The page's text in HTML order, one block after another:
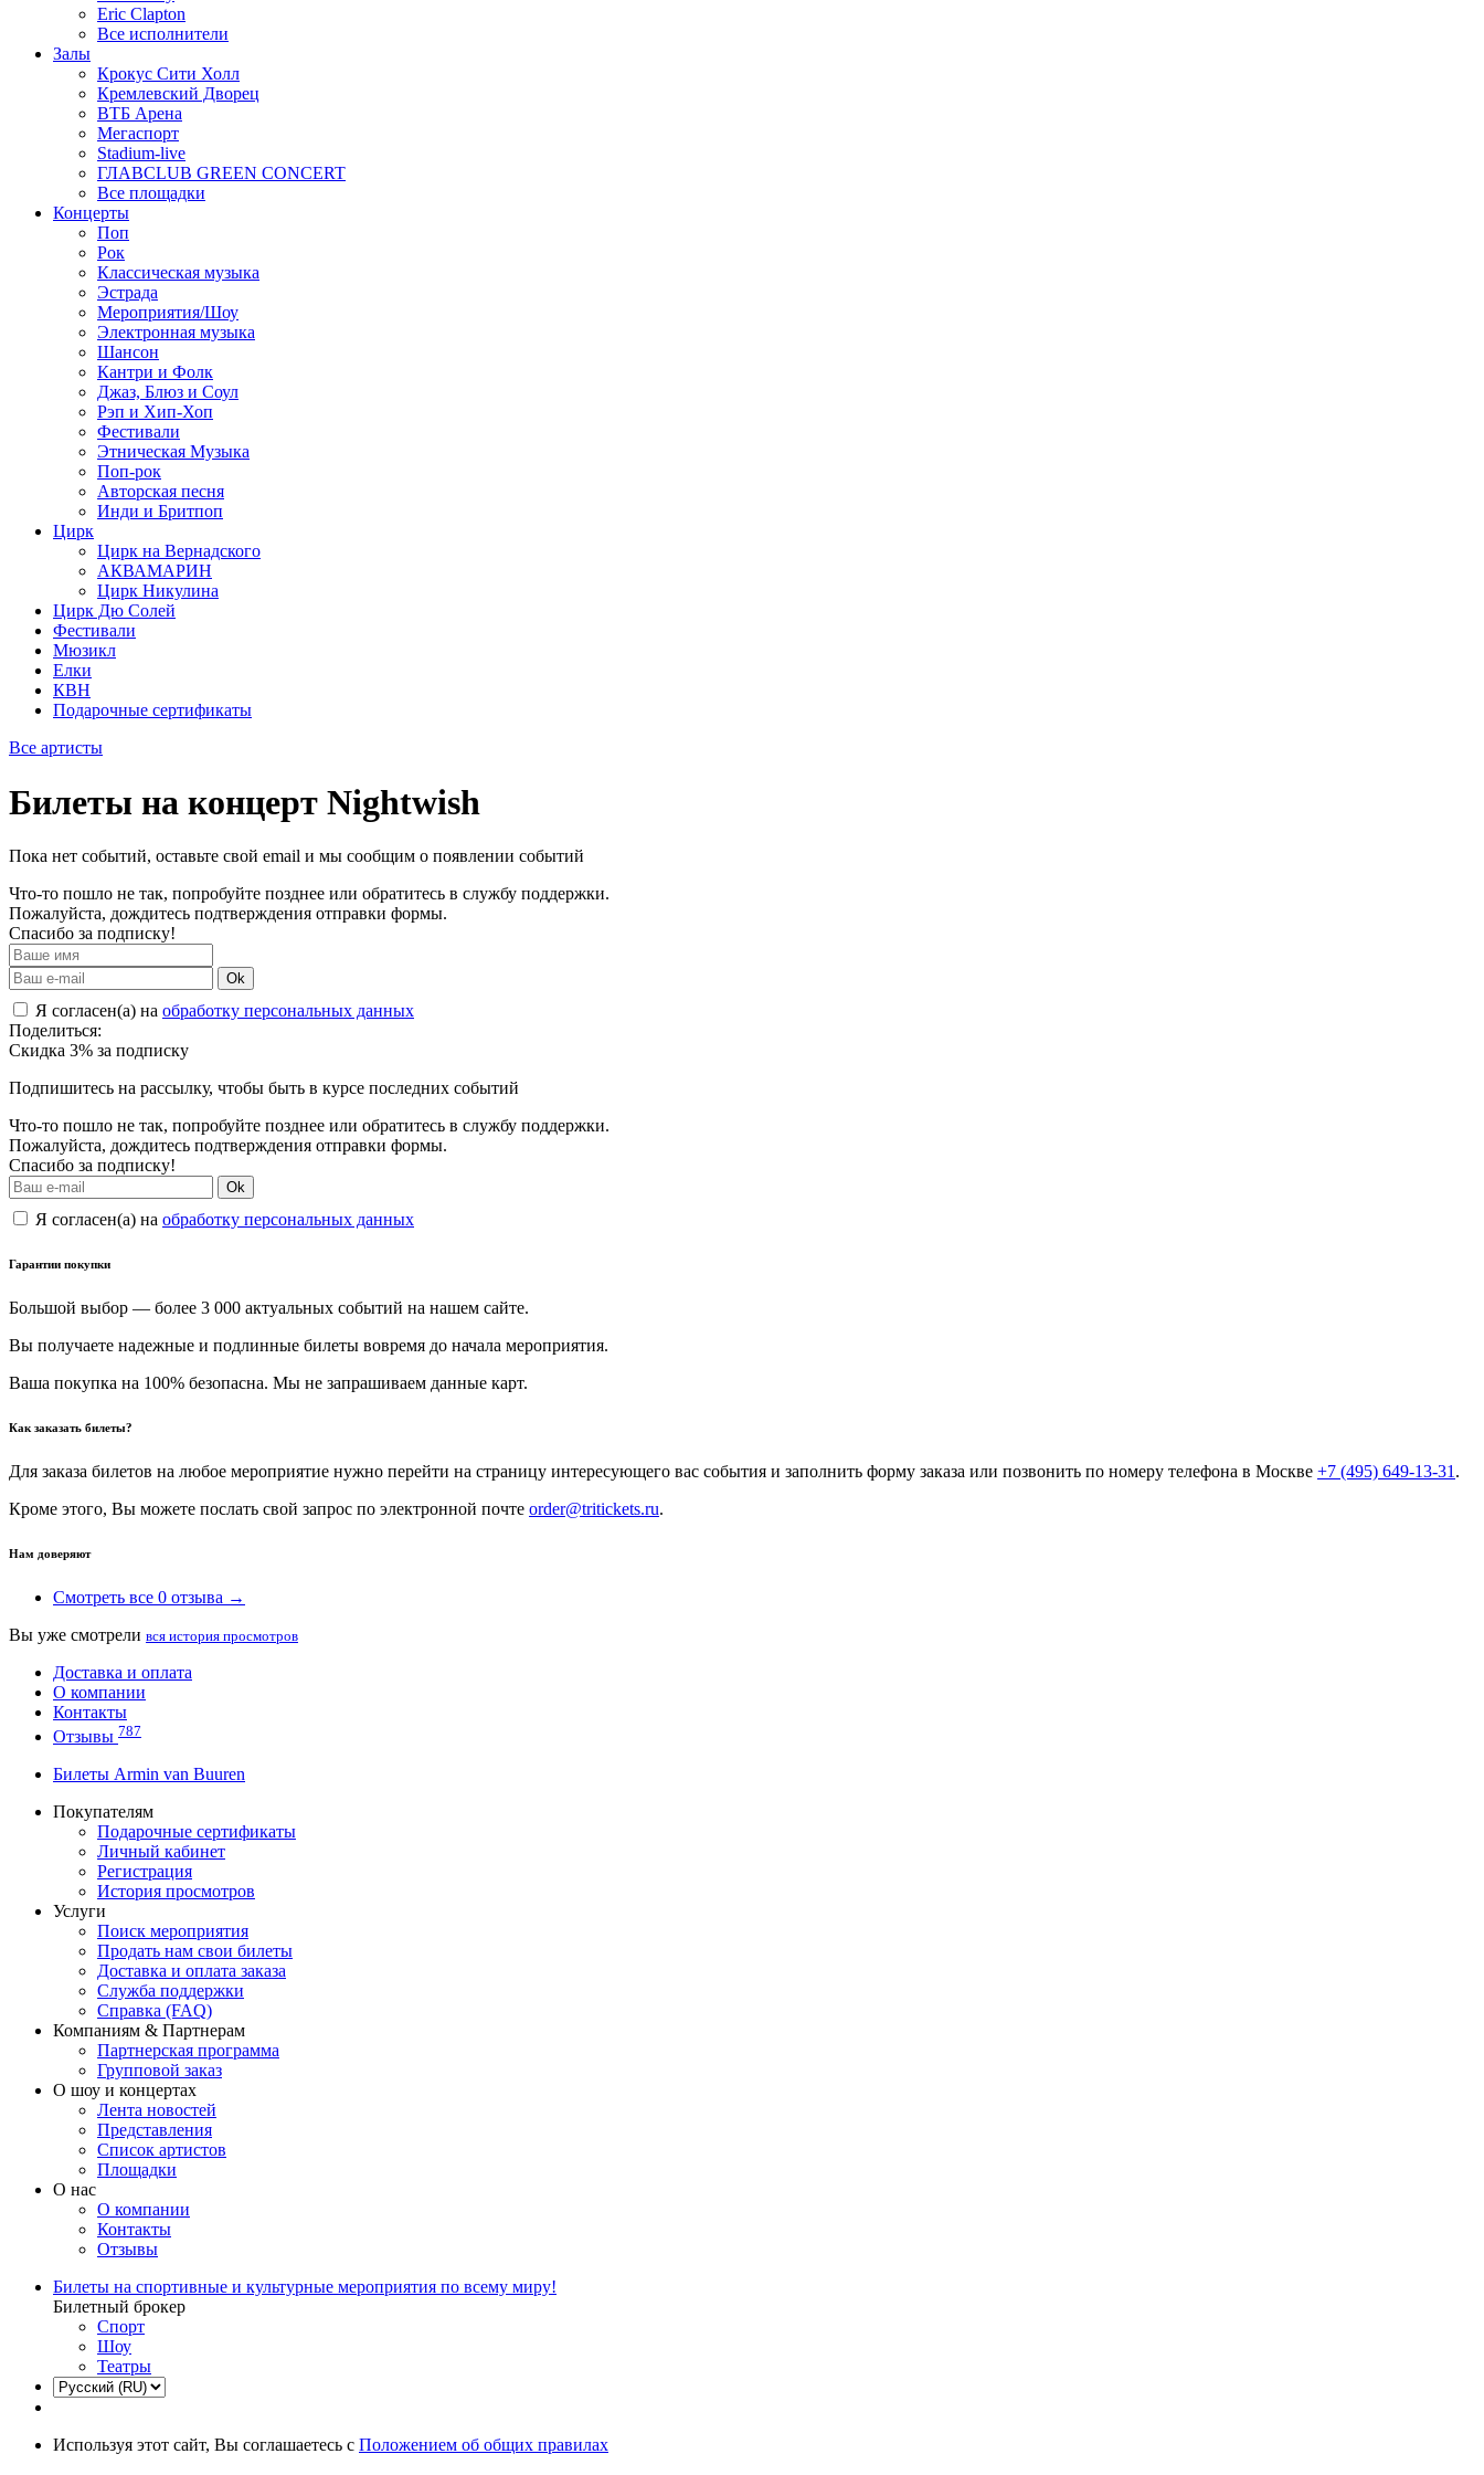
Eric Clapton
Все исполнители
Залы
Крокус Сити Холл
Кремлевский Дворец
ВТБ Арена
Мегаспорт
Stadium-live
ГЛАВCLUB GREEN CONCERT
Все площадки
Концерты
Поп
Рок
Классическая музыка
Эстрада
Мероприятия/Шоу
Электронная музыка
Шансон
Кантри и Фолк
Джаз, Блюз и Соул
Рэп и Хип-Хоп
Фестивали
Этническая Музыка
Поп-рок
Авторская песня
Инди и Бритпоп
Цирк
Цирк на Вернадского
АКВАМАРИН
Цирк Никулина
Цирк Дю Солей
Фестивали
Мюзикл
Елки
КВН
Подарочные сертификаты
Все артисты
Билеты на концерт Nightwish
Пока нет событий, оставьте свой email и мы сообщим о появлении событий
Что-то пошло не так, попробуйте позднее или обратитесь в службу поддержки.
Пожалуйста, дождитесь подтверждения отправки формы.
Спасибо за подписку!
Ok
Я согласен(а) на обработку персональных данных
Поделиться:
Скидка 3% за подписку
Подпишитесь на рассылку, чтобы быть в курсе последних событий
Что-то пошло не так, попробуйте позднее или обратитесь в службу поддержки.
Пожалуйста, дождитесь подтверждения отправки формы.
Спасибо за подписку!
Ok
Я согласен(а) на обработку персональных данных
Гарантии покупки
Большой выбор — более 3 000 актуальных событий на нашем сайте.
Вы получаете надежные и подлинные билеты вовремя до начала мероприятия.
Ваша покупка на 100% безопасна. Мы не запрашиваем данные карт.
Как заказать билеты?
Для заказа билетов на любое мероприятие нужно перейти на страницу интересующего вас события и заполнить форму заказа или позвонить по номеру телефона в Москве +7 (495) 649-13-31 .
Кроме этого, Вы можете послать свой запрос по электронной почте order@tritickets.ru.
Нам доверяют
Смотреть все 0 отзыва →
Вы уже смотрели вся история просмотров
Доставка и оплата
О компании
Контакты
Отзывы 787
Билеты Armin van Buuren
Покупателям
Подарочные сертификаты
Личный кабинет
Регистрация
История просмотров
Услуги
Поиск мероприятия
Продать нам свои билеты
Доставка и оплата заказа
Служба поддержки
Справка (FAQ)
Компаниям & Партнерам
Партнерская программа
Групповой заказ
О шоу и концертах
Лента новостей
Представления
Список артистов
Площадки
О нас
О компании
Контакты
Отзывы
Билеты на спортивные и культурные мероприятия по всему миру!
Билетный брокер
Спорт
Шоу
Театры
Используя этот сайт, Вы соглашаетесь с Положением об общих правилах